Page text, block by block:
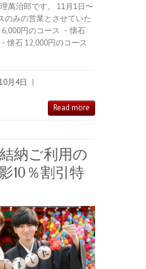
萬治郎です。 11月1日〜
のみの営業とさせていた
円のコース ・懐石
懐石 12,000円のコース
月4日
|
Read more
納ご利用の
10％割引特